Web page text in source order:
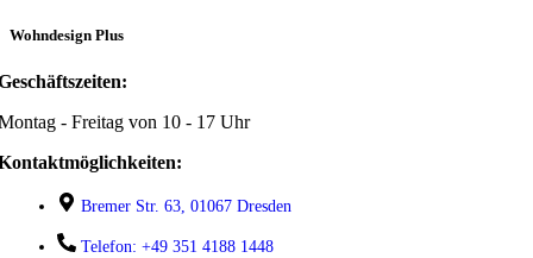
Wohndesign Plus
- Freitag von 10 - 17 Uhr
Bremer Str. 63, 01067 Dresden
Telefon: +49 351 4188 1448